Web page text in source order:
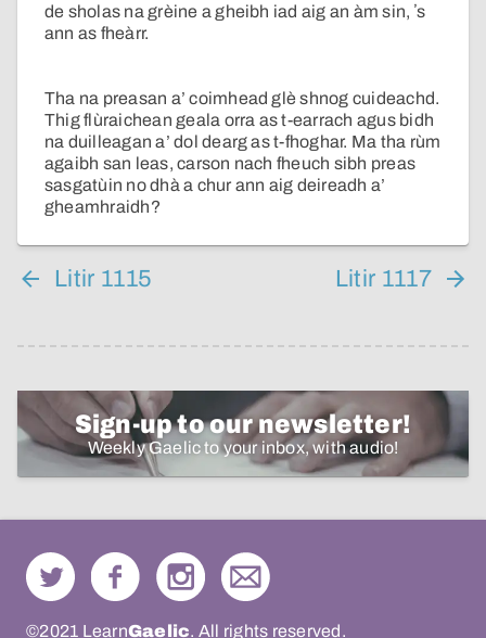
de sholas na grèine a gheibh iad aig an àm sin, ʼs
ann as fheàrr.
Tha na preasan a’ coimhead glè shnog cuideachd.
Thig flùraichean geala orra as t-earrach agus bidh
na duilleagan a’ dol dearg as t-fhoghar. Ma tha rùm
agaibh san leas, carson nach fheuch sibh preas
sasgatùin no dhà a chur ann aig deireadh a’
gheamhraidh?
Litir 1115 Litir 1117
Sign-up to our newsletter!
Weekly Gaelic to your inbox, with audio!
©2021 LearnGaelic. All rights reserved.